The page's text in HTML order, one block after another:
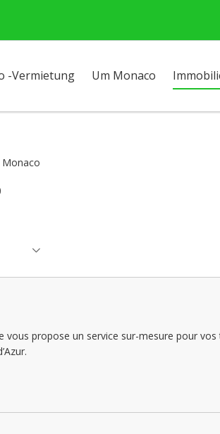
-Vermietung Um Monaco
Monaco
propose un service sur-mesure pour